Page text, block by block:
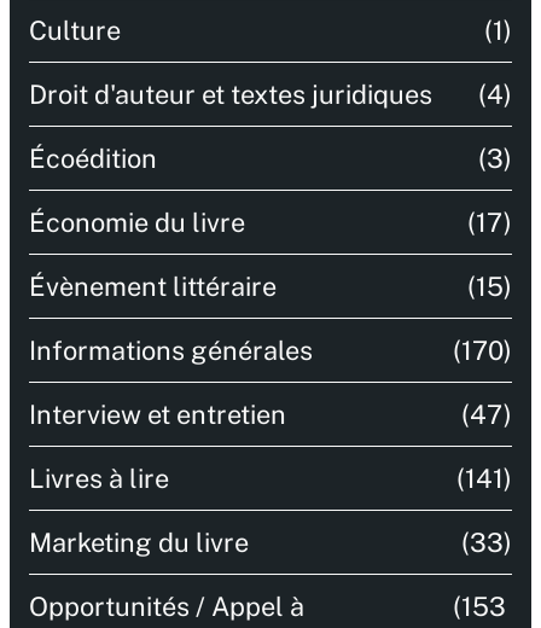
Culture (1)
Droit d'auteur et textes juridiques (4)
Écoédition (3)
Économie du livre (17)
Évènement littéraire (15)
Informations générales (170)
Interview et entretien (47)
Livres à lire (141)
Marketing du livre (33)
Opportunités / Appel à
(153